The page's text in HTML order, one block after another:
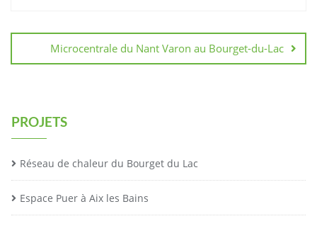
de
l’articleMicrocentrale du Nant Varon au Bourget-du-Lac
PROJETS
Réseau de chaleur du Bourget du Lac
Espace Puer à Aix les Bains